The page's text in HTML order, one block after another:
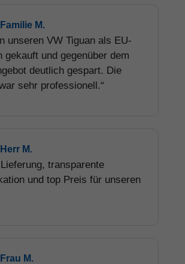
M.
unseren VW Tiguan als EU-
gekauft und gegenüber dem
deutlich gespart. Die
sehr professionell.“
M.
transparente
und top Preis für unseren
M.